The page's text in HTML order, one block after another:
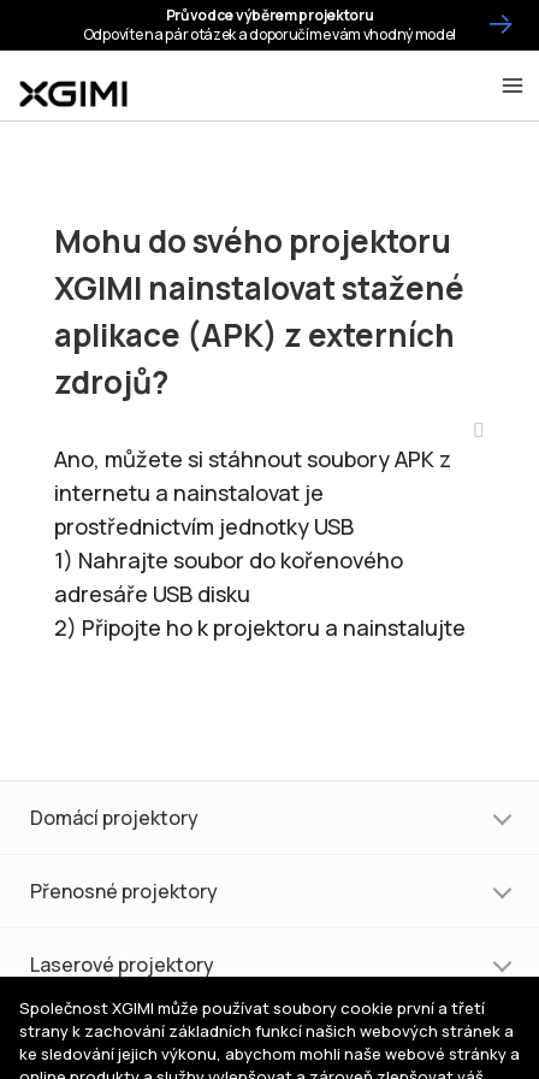
Mohu do svého projektoru
XGIMI nainstalovat stažené
aplikace (APK) z externích
zdrojů?
Ano, můžete si stáhnout soubory APK z
internetu a nainstalovat je
prostřednictvím jednotky USB
1) Nahrajte soubor do kořenového
adresáře USB disku
2) Připojte ho k projektoru a nainstalujte
Domácí projektory
Přenosné projektory
Laserové projektory
Nákup a podpora
Společnost XGIMI může používat soubory cookie první a třetí
strany k zachování základních funkcí našich webových stránek a
ke sledování jejich výkonu, abychom mohli naše webové stránky a